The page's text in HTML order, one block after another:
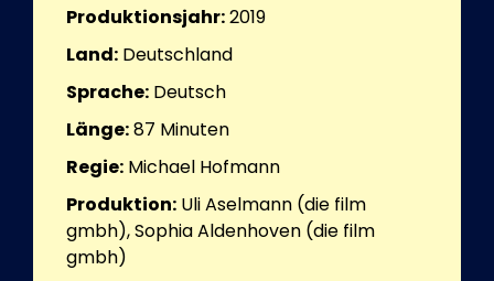
Produktionsjahr:2019
Land: Deutschland
Sprache: Deutsch
Länge:87 Minuten
Regie: Michael Hofmann
Produktion: Uli Aselmann (die film
gmbh), Sophia Aldenhoven (die film
gmbh)